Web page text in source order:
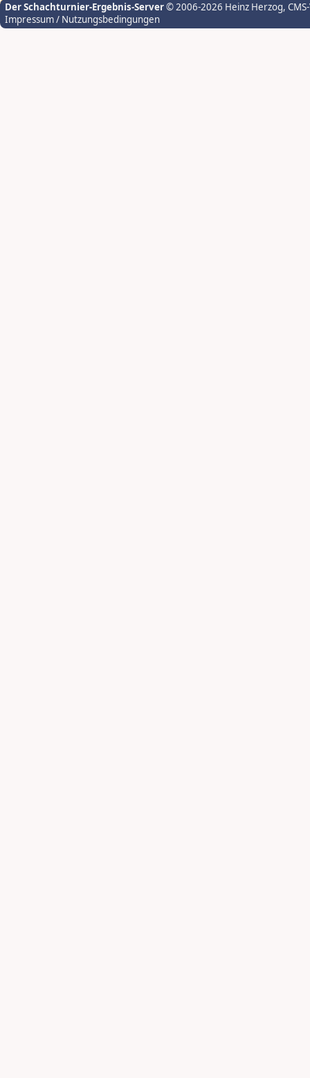
Der Schachturnier-Ergebnis-Server© 2006-2026 Heinz Herzog,
Impressum / Nutzungsbedingungen